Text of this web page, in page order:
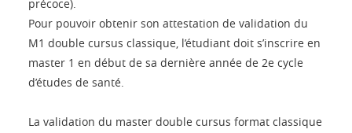
précoce).
Pour pouvoir obtenir son attestation de validation du
M1 double cursus classique, l’étudiant doit s’inscrire en
master 1 en début de sa dernière année de 2e cycle
d’études de santé.
La validation du master double cursus format classique